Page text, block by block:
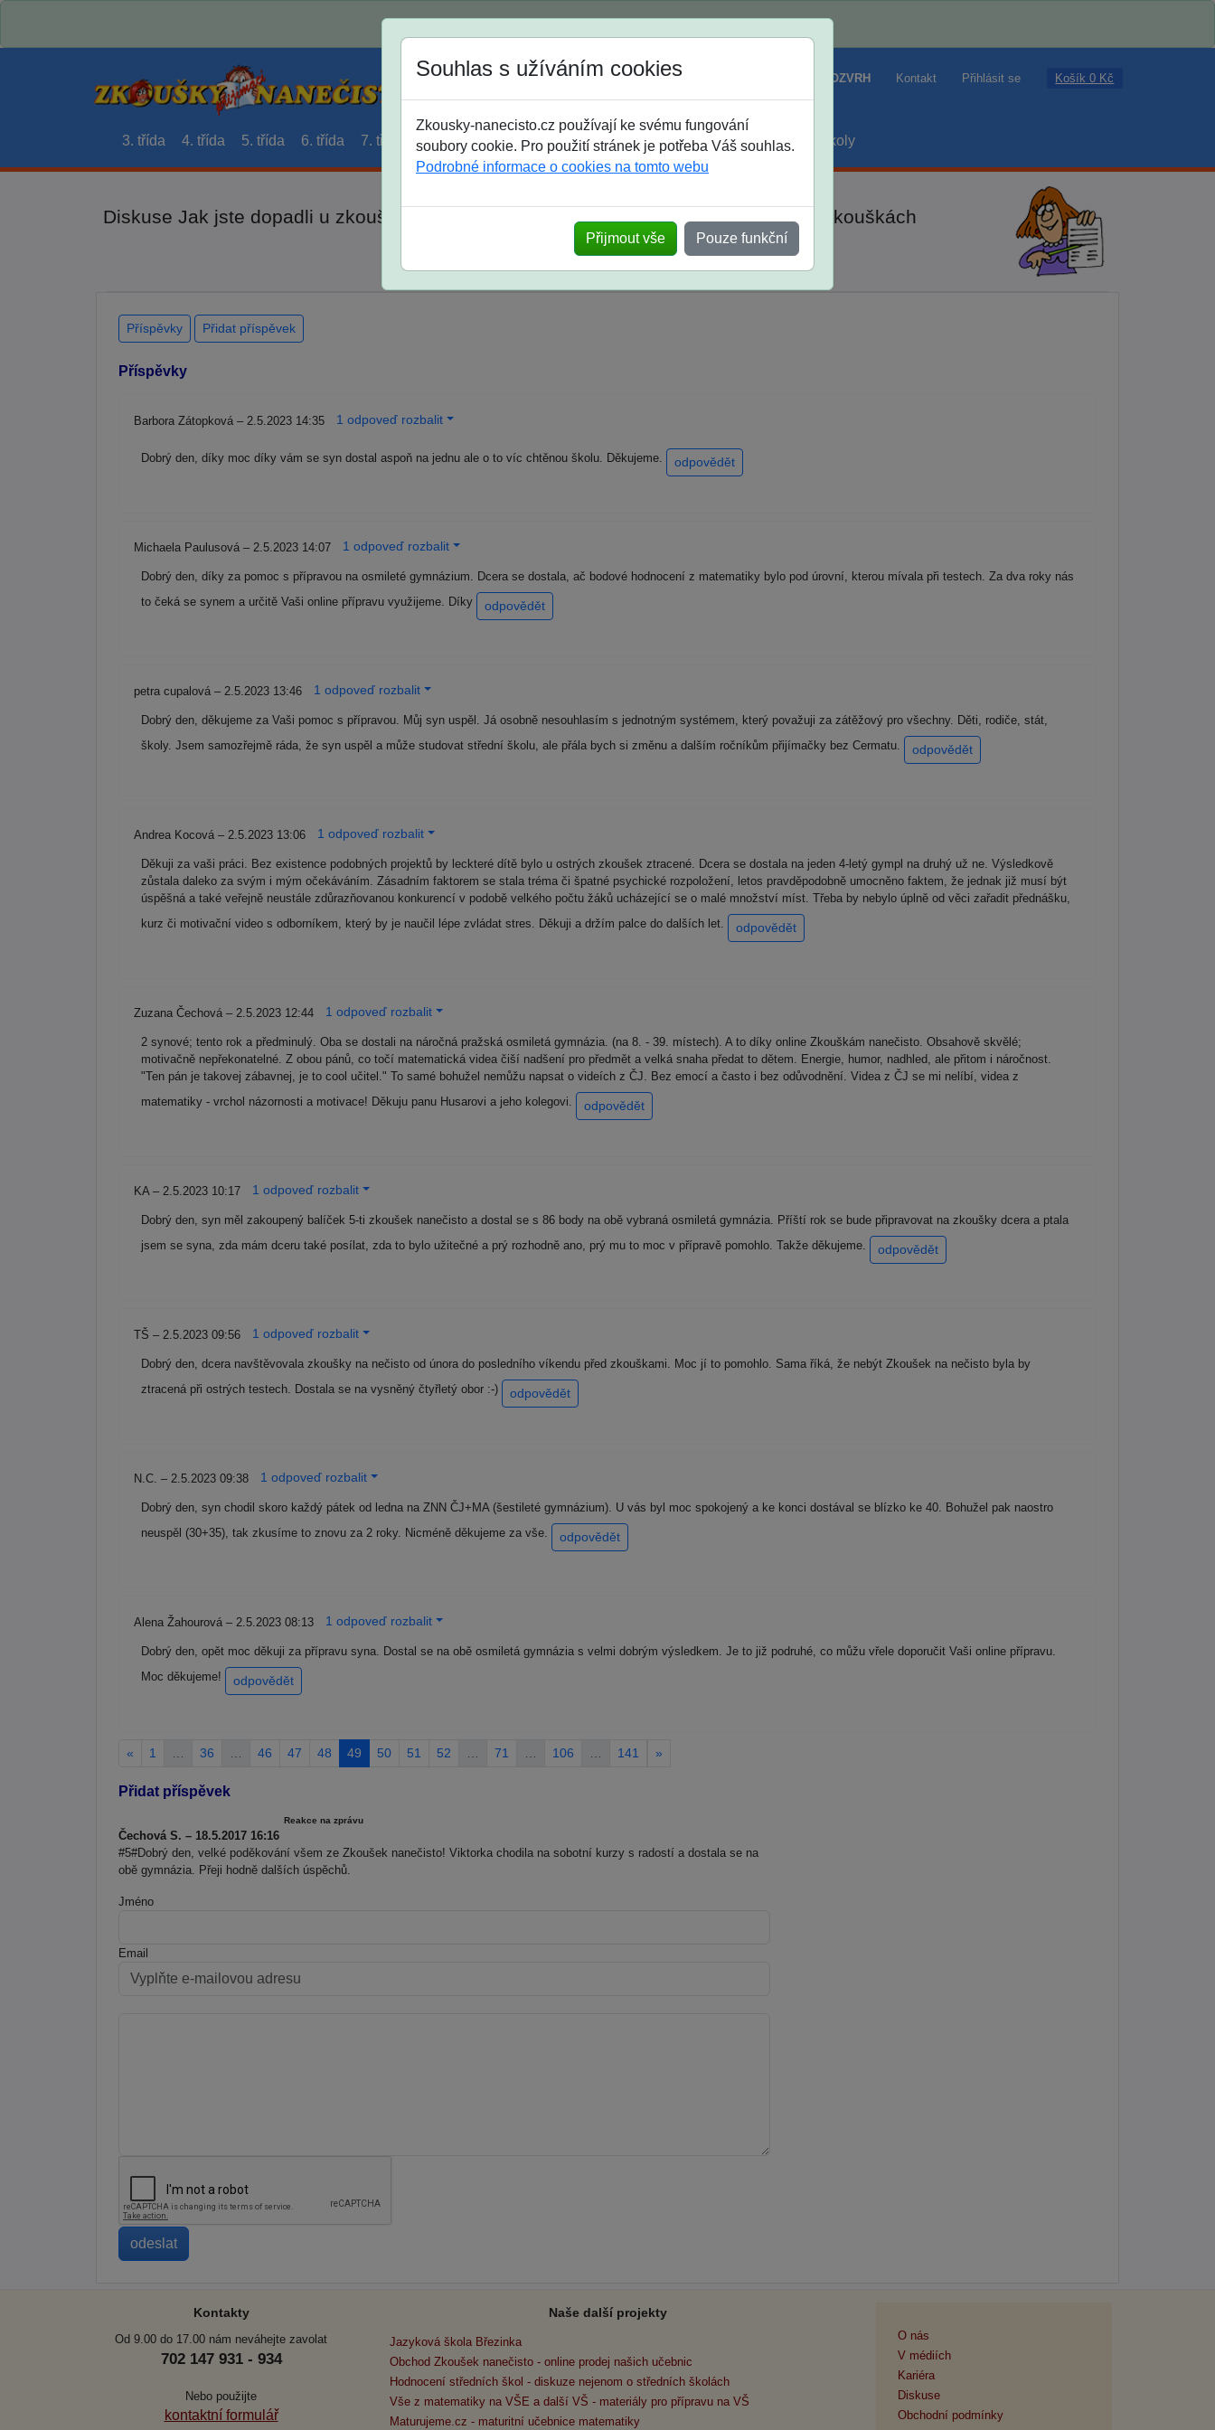
Jak si vybrat ROZVRH Kontakt Přihlásit se Košík 0 Kč
3. třída 4. třída 5. třída 6. třída 7. třída 8. třída 9. třída střední maturanti soutěže prázdniny školy
Diskuse Jak jste dopadli u zkoušek na SŠ? Vaše ohlasy po skutečných přijímacích zkouškách
Souhlas s užíváním cookies
Zkousky-nanecisto.cz používají ke svému fungování
soubory cookie. Pro použití stránek je potřeba Váš souhlas.
Podrobné informace o cookies na tomto webu
Přijmout vše Pouze funkční
Příspěvky Přidat příspěvek
Příspěvky
Barbora Zátopková – 2.5.2023 14:35 1 odpoveď rozbalit
Dobrý den, díky moc díky vám se syn dostal aspoň na jednu ale o to víc chtěnou školu. Děkujeme. odpovědět
Michaela Paulusová – 2.5.2023 14:07 1 odpoveď rozbalit
Dobrý den, díky za pomoc s přípravou na osmileté gymnázium. Dcera se dostala, ač bodové hodnocení z matematiky bylo pod úrovní, kterou mívala při testech. Za dva roky nás
to čeká se synem a určitě Vaši online přípravu využijeme. Díky
odpovědět
petra cupalová – 2.5.2023 13:46 1 odpoveď rozbalit
Dobrý den, děkujeme za Vaši pomoc s přípravou. Můj syn uspěl. Já osobně nesouhlasím s jednotným systémem, který považuji za zátěžový pro všechny. Děti, rodiče, stát,
školy. Jsem samozřejmě ráda, že syn uspěl a může studovat střední školu, ale přála bych si změnu a dalším ročníkům přijímačky bez Cermatu.
odpovědět
Andrea Kocová – 2.5.2023 13:06 1 odpoveď rozbalit
Děkuji za vaši práci. Bez existence podobných projektů by leckteré dítě bylo u ostrých zkoušek ztracené. Dcera se dostala na jeden 4-letý gympl na druhý už ne. Výsledkově
zůstala daleko za svým i mým očekáváním. Zásadním faktorem se stala tréma či špatné psychické rozpoložení, letos pravděpodobně umocněno faktem, že jednak již musí být
úspěšná a také veřejně neustále zdůrazňovanou konkurencí v podobě velkého počtu žáků ucházející se o malé množství míst. Třeba by nebylo úplně od věci zařadit přednášku,
kurz či motivační video s odborníkem, který by je naučil lépe zvládat stres. Děkuji a držím palce do dalších let.
odpovědět
Zuzana Čechová – 2.5.2023 12:44 1 odpoveď rozbalit
2 synové; tento rok a předminulý. Oba se dostali na náročná pražská osmiletá gymnázia. (na 8. - 39. místech). A to díky online Zkouškám nanečisto. Obsahově skvělé;
motivačně nepřekonatelné. Z obou pánů, co točí matematická videa čiší nadšení pro předmět a velká snaha předat to dětem. Energie, humor, nadhled, ale přitom i náročnost.
"Ten pán je takovej zábavnej, je to cool učitel." To samé bohužel nemůžu napsat o videích z ČJ. Bez emocí a často i bez odůvodnění. Videa z ČJ se mi nelíbí, videa z
matematiky - vrchol názornosti a motivace! Děkuju panu Husarovi a jeho kolegovi.
odpovědět
KA – 2.5.2023 10:17 1 odpoveď rozbalit
Dobrý den, syn měl zakoupený balíček 5-ti zkoušek nanečisto a dostal se s 86 body na obě vybraná osmiletá gymnázia. Příští rok se bude připravovat na zkoušky dcera a ptala
jsem se syna, zda mám dceru také posílat, zda to bylo užitečné a prý rozhodně ano, prý mu to moc v přípravě pomohlo. Takže děkujeme.
odpovědět
TŠ – 2.5.2023 09:56 1 odpoveď rozbalit
Dobrý den, dcera navštěvovala zkoušky na nečisto od února do posledního víkendu před zkouškami. Moc jí to pomohlo. Sama říká, že nebýt Zkoušek na nečisto byla by
ztracená při ostrých testech. Dostala se na vysněný čtyřletý obor :-)
odpovědět
N.C. – 2.5.2023 09:38 1 odpoveď rozbalit
Dobrý den, syn chodil skoro každý pátek od ledna na ZNN ČJ+MA (šestileté gymnázium). U vás byl moc spokojený a ke konci dostával se blízko ke 40. Bohužel pak naostro
neuspěl (30+35), tak zkusíme to znovu za 2 roky. Nicméně děkujeme za vše.
odpovědět
Alena Žahourová – 2.5.2023 08:13 1 odpoveď rozbalit
Dobrý den, opět moc děkuji za přípravu syna. Dostal se na obě osmiletá gymnázia s velmi dobrým výsledkem. Je to již podruhé, co můžu vřele doporučit Vaši online přípravu.
Moc děkujeme!
odpovědět
« 1 36 46 47 48 49 50 51 52 71 106 141 »
Přidat příspěvek
Reakce na zprávu
Čechová S. – 18.5.2017 16:16
#5#Dobrý den, velké poděkování všem ze Zkoušek nanečisto! Viktorka chodila na sobotní kurzy s radostí a dostala se na
obě gymnázia. Přeji hodně dalších úspěchů.
Jméno
Email
Kontakty
Od 9.00 do 17.00 nám neváhejte zavolat
702 147 931 - 934
Nebo použijte
kontaktní formulář
Naše další projekty
Jazyková škola Březinka
Obchod Zkoušek nanečisto - online prodej našich učebnic
Hodnocení středních škol - diskuze nejenom o středních školách
Vše z matematiky na VŠE a další VŠ - materiály pro přípravu na VŠ
Maturujeme.cz - maturitní učebnice matematiky
O nás
V médiích
Kariéra
Diskuse
Obchodní podmínky